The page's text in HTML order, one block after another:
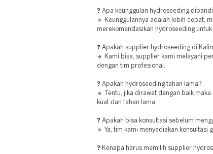
❓ Apa keunggulan hydroseeding
🔹 Keunggulannya adalah lebih cepat,
merekomendasikan hydroseeding untuk
❓ Apakah supplier hydroseeding di
🔹 Kami bisa, supplier kami melayani
dengan tim profesional.
❓ Apakah hydroseeding tahan lama?
🔹 Tentu, jika dirawat dengan baik
kuat dan tahan lama.
❓ Apakah bisa konsultasi sebelum
🔹 Ya, tim kami menyediakan konsultasi
❓ Kenapa harus memilih supplier